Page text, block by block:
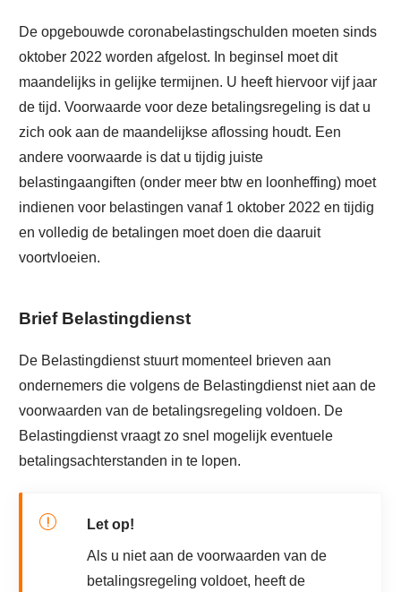
De opgebouwde coronabelastingschulden moeten sinds
oktober 2022 worden afgelost. In beginsel moet dit
maandelijks in gelijke termijnen. U heeft hiervoor vijf jaar
de tijd. Voorwaarde voor deze betalingsregeling is dat u
zich ook aan de maandelijkse aflossing houdt. Een
andere voorwaarde is dat u tijdig juiste
belastingaangiften (onder meer btw en loonheffing) moet
indienen voor belastingen vanaf 1 oktober 2022 en tijdig
en volledig de betalingen moet doen die daaruit
voortvloeien.
Brief Belastingdienst
De Belastingdienst stuurt momenteel brieven aan
ondernemers die volgens de Belastingdienst niet aan de
voorwaarden van de betalingsregeling voldoen. De
Belastingdienst vraagt zo snel mogelijk eventuele
betalingsachterstanden in te lopen.
Let op!
Als u niet aan de voorwaarden van de
betalingsregeling voldoet, heeft de